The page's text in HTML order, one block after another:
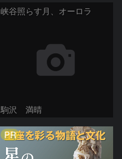
峡谷照らす月、オーロラ
駒沢 満晴
PR